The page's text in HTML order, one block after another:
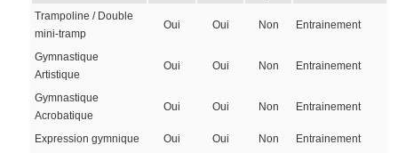
Trampoline / Double
mini-tramp
Oui Oui Non Entrainement
Gymnastique
Artistique
Oui Oui Non Entrainement
Gymnastique
Acrobatique
Oui Oui Non Entrainement
Expression gymnique Oui Oui Non Entrainement